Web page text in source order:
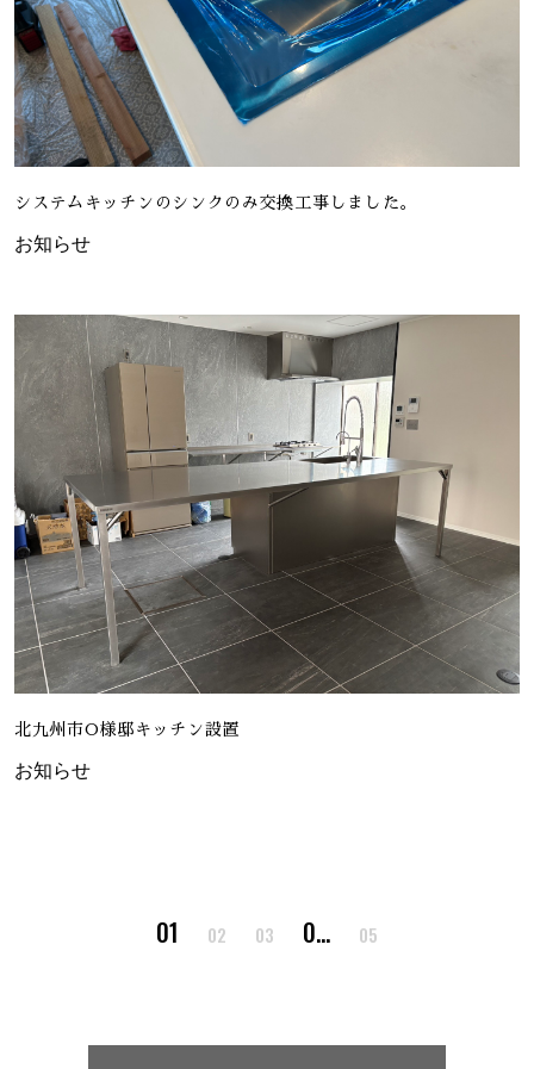
システムキッチンのシンクのみ交換工事しました。
お知らせ
北九州市O様邸キッチン設置
お知らせ
1 2 3 … 5